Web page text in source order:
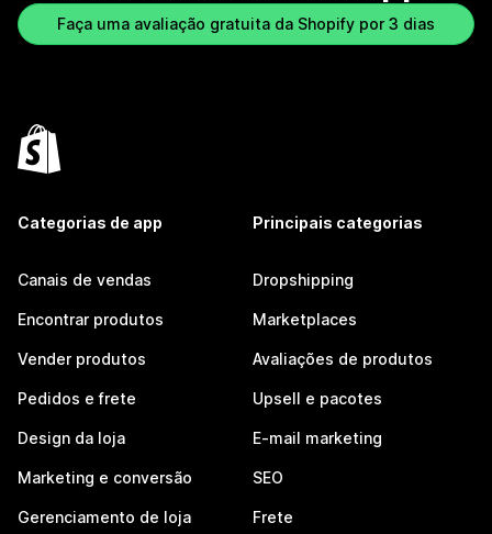
Faça uma avaliação gratuita da Shopify por 3 dias
Categorias de app
Canais de vendas
Encontrar produtos
Vender produtos
Pedidos e frete
Design da loja
Marketing e conversão
Gerenciamento de loja
Principais categorias
Dropshipping
Marketplaces
Avaliações de produtos
Upsell e pacotes
E-mail marketing
SEO
Frete